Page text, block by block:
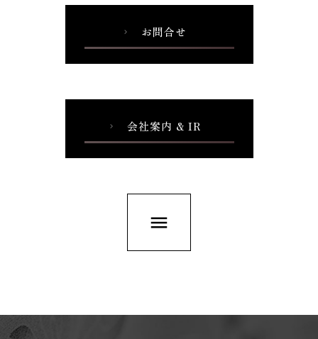
chevron_right お問合せ
chevron_right 会社案内 & IR
menu